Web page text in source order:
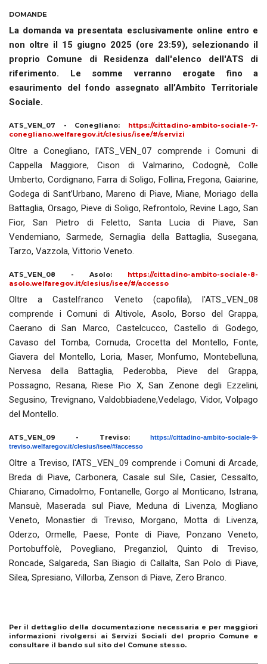
DOMANDE
La domanda va presentata esclusivamente online entro e
non oltre il 15 giugno 2025 (ore 23:59), selezionando il
proprio Comune di Residenza dall'elenco dell'ATS di
riferimento. Le somme verranno erogate fino a
esaurimento del fondo assegnato all’Ambito Territoriale
Sociale.
ATS_VEN_07 - Conegliano: https://cittadino-ambito-sociale-7-
conegliano.welfaregov.it/clesius/isee/#/servizi
Oltre a Conegliano, l'ATS_VEN_07 comprende i Comuni di
Cappella Maggiore, Cison di Valmarino, Codognè, Colle
Umberto, Cordignano, Farra di Soligo, Follina, Fregona, Gaiarine,
Godega di Sant’Urbano, Mareno di Piave, Miane, Moriago della
Battaglia, Orsago, Pieve di Soligo, Refrontolo, Revine Lago, San
Fior, San Pietro di Feletto, Santa Lucia di Piave, San
Vendemiano, Sarmede, Sernaglia della Battaglia, Susegana,
Tarzo, Vazzola, Vittorio Veneto.
ATS_VEN_08 - Asolo: https://cittadino-ambito-sociale-8-
asolo.welfaregov.it/clesius/isee/#/accesso
Oltre a Castelfranco Veneto (capofila), l'ATS_VEN_08
comprende i Comuni di Altivole, Asolo, Borso del Grappa,
Caerano di San Marco, Castelcucco, Castello di Godego,
Cavaso del Tomba, Cornuda, Crocetta del Montello, Fonte,
Giavera del Montello, Loria, Maser, Monfumo, Montebelluna,
Nervesa della Battaglia, Pederobba, Pieve del Grappa,
Possagno, Resana, Riese Pio X, San Zenone degli Ezzelini,
Segusino, Trevignano, Valdobbiadene,Vedelago, Vidor, Volpago
del Montello.
ATS_VEN_09 - Treviso: https://cittadino-ambito-sociale-9-
treviso.welfaregov.it/clesius/isee/#/accesso
Oltre a Treviso, l'ATS_VEN_09 comprende i Comuni di Arcade,
Breda di Piave, Carbonera, Casale sul Sile, Casier, Cessalto,
Chiarano, Cimadolmo, Fontanelle, Gorgo al Monticano, Istrana,
Mansuè, Maserada sul Piave, Meduna di Livenza, Mogliano
Veneto, Monastier di Treviso, Morgano, Motta di Livenza,
Oderzo, Ormelle, Paese, Ponte di Piave, Ponzano Veneto,
Portobuffolè, Povegliano, Preganziol, Quinto di Treviso,
Roncade, Salgareda, San Biagio di Callalta, San Polo di Piave,
Silea, Spresiano, Villorba, Zenson di Piave, Zero Branco.
Per il dettaglio della documentazione necessaria e per maggiori
informazioni rivolgersi ai Servizi Sociali del proprio Comune e
consultare il bando sul sito del Comune stesso.